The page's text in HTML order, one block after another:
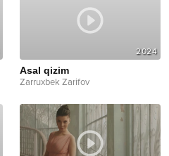
2024
Asal qizim
Zarruxbek Zarifov